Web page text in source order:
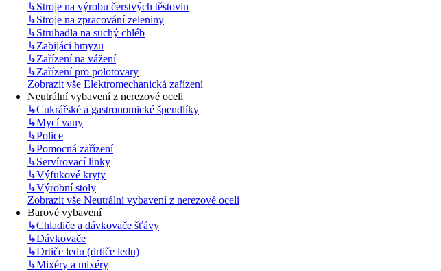
↳Stroje na výrobu čerstvých těstovin
↳Stroje na zpracování zeleniny
↳Struhadla na suchý chléb
↳Zabijáci hmyzu
↳Zařízení na vážení
↳Zařízení pro polotovary
Zobrazit vše Elektromechanická zařízení
Neutrální vybavení z nerezové oceli
↳Cukrářské a gastronomické špendlíky
↳Mycí vany
↳Police
↳Pomocná zařízení
↳Servírovací linky
↳Výfukové kryty
↳Výrobní stoly
Zobrazit vše Neutrální vybavení z nerezové oceli
Barové vybavení
↳Chladiče a dávkovače šťávy
↳Dávkovače
↳Drtiče ledu (drtiče ledu)
↳Mixéry a mixéry